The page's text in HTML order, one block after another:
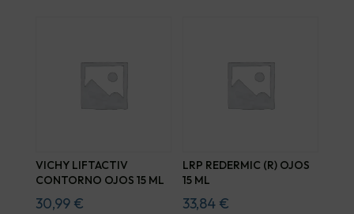
VICHY LIFTACTIV
CONTORNO OJOS 15 ML
30,99 €
LRP REDERMIC (R) OJOS
15 ML
33,84 €